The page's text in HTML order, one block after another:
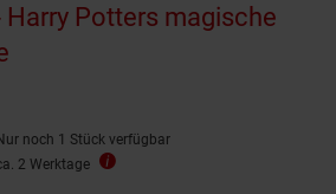
Harry Potters magische
noch 1 Stück verfügbar
2 Werktage